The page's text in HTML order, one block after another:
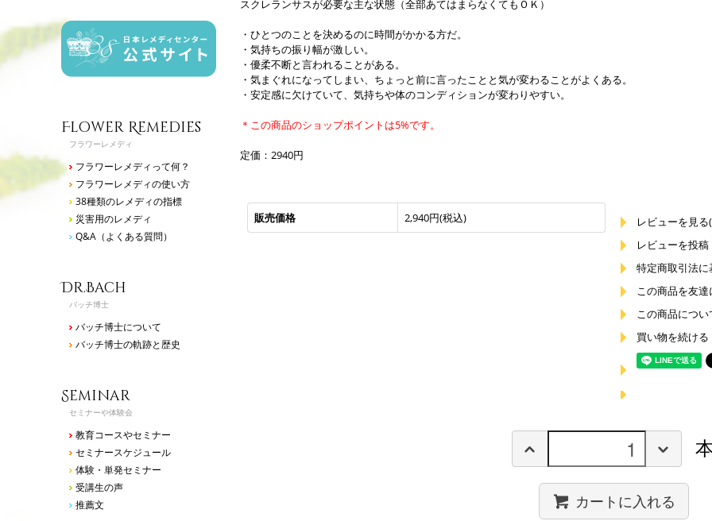
Flower Remedies
フラワーレメディ
フラワーレメディって何？
フラワーレメディの使い方
38種類のレメディの指標
災害用のレメディ
Q&A（よくある質問）
Dr.Bach
バッチ博士
バッチ博士について
バッチ博士の軌跡と歴史
Seminar
セミナーや体験会
教育コースやセミナー
セミナースケジュール
体験・単発セミナー
受講生の声
推薦文
スクレランサスが必要な主な状態（全部あてはまらなくてもＯＫ）
・ひとつのことを決めるのに時間がかかる方だ。
・気持ちの振り幅が激しい。
・優柔不断と言われることがある。
・気まぐれになってしまい、ちょっと前に言ったことと気が変わることがよくある。
・安定感に欠けていて、気持ちや体のコンディションが変わりやすい。
＊この商品のショップポイントは5%です。
定価：2940円
販売価格 2,940円(税込)
レビューを見る
レビューを投稿
特定商取引法
この商品を友
この商品につ
買い物を続ける
カートに入れる